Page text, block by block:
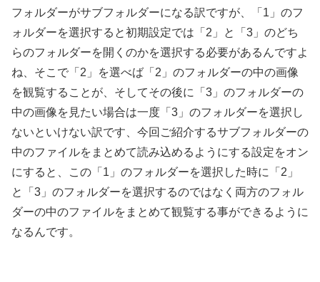
フォルダーがサブフォルダーになる訳ですが、「1」のフ
ォルダーを選択すると初期設定では「2」と「3」のどち
らのフォルダーを開くのかを選択する必要があるんですよ
ね、そこで「2」を選べば「2」のフォルダーの中の画像
を観覧することが、そしてその後に「3」のフォルダーの
中の画像を見たい場合は一度「3」のフォルダーを選択し
ないといけない訳です、今回ご紹介するサブフォルダーの
中のファイルをまとめて読み込めるようにする設定をオン
にすると、この「1」のフォルダーを選択した時に「2」
と「3」のフォルダーを選択するのではなく両方のフォル
ダーの中のファイルをまとめて観覧する事ができるように
なるんです。